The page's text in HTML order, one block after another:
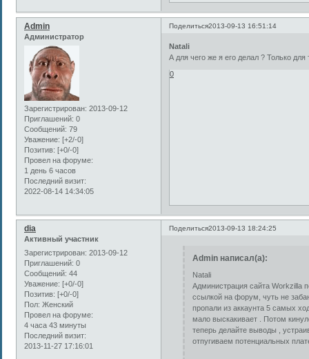
Поделиться2013-09-13 16:51:14
Admin
Администратор
Зарегистрирован: 2013-09-12
Приглашений: 0
Сообщений: 79
Уважение: [+2/-0]
Позитив: [+0/-0]
Провел на форуме:
1 день 6 часов
Последний визит:
2022-08-14 14:34:05
Natali
А для чего же я его делал ? Только
0
Поделиться2013-09-13 18:24:25
dia
Активный участник
Зарегистрирован: 2013-09-12
Приглашений: 0
Сообщений: 44
Уважение: [+0/-0]
Позитив: [+0/-0]
Пол: Женский
Провел на форуме:
4 часа 43 минуты
Последний визит:
2013-11-27 17:16:01
Admin написал(а):
Natali
Администрация сайта Workzilla
ссылкой на форум, чуть не
пропали из аккаунта 5 самых
мало выскакивает . Потом
теперь делайте выводы ,
отпугиваем потенциальных